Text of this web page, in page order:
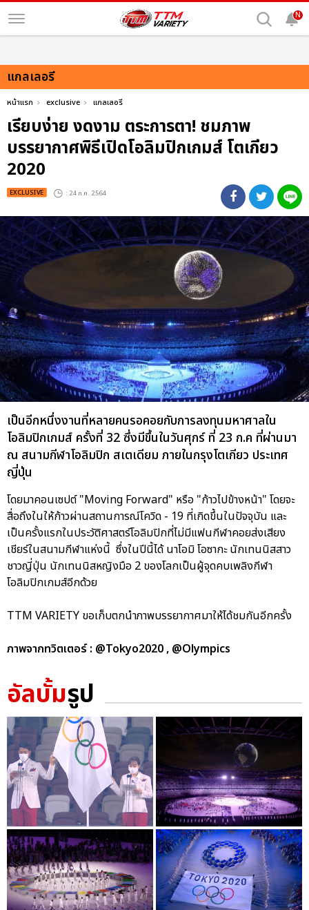
N
แกลเลอรี
หน้าแรก exclusive แกลเลอรี
เรียบง่าย งดงาม ตระการตา! ชมภาพ
บรรยากาศพิธีเปิดโอลิมปิกเกมส์ โตเกียว
2020
EXCLUSIVE : 24 ก.ค. 2564
เป็นอีกหนึ่งงานที่หลายคนรอคอยกับการลงทุนมหาศาลใน
โอลิมปิกเกมส์ ครั้งที่ 32 ซึ่งมีขึ้นในวันศุกร์ ที่ 23 ก.ค ที่ผ่านมา
ณ สนามกีฬาโอลิมปิก สเตเดียม ภายในกรุงโตเกียว ประเทศ
ญี่ปุ่น
โดยมาคอนเซปต์ "Moving Forward" หรือ "ก้าวไปข้างหน้า" โดยจะ
สื่อถึงในให้ก้าวผ่านสถานการณ์โควิด - 19 ที่เกิดขึ้นในปัจจุบัน และ
เป็นครั้งแรกในประวัติศาสตร์โอลิมปิกที่ไม่มีแฟนกีฬาคอยส่งเสียง
เชียร์ในสนามกีฬาแห่งนี้ ซึ่งในปีนี้ได้ นาโอมิ โอซากะ นักเทนนิสสาว
ชาวญี่ปุ่น นักเทนนิสหญิงมือ 2 ของโลกเป็นผู้จุดคบเพลิงกีฬา
โอลิมปิกเกมส์อีกด้วย
TTM VARIETY ขอเก็บตกนำภาพบรรยากาศมาให้ได้ชมกันอีกครั้ง
ภาพจากทวิตเตอร์ : @Tokyo2020 , @Olympics
อัลบั้มรูป